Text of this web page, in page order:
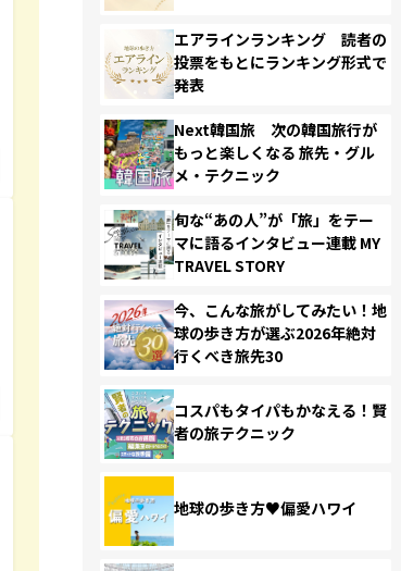
エアラインランキング 読者の
投票をもとにランキング形式で
発表
Next韓国旅 次の韓国旅行が
もっと楽しくなる 旅先・グル
メ・テクニック
旬な“あの人”が「旅」をテー
マに語るインタビュー連載 MY
TRAVEL STORY
今、こんな旅がしてみたい！地
球の歩き方が選ぶ2026年絶対
行くべき旅先30
コスパもタイパもかなえる！賢
者の旅テクニック
地球の歩き方♥偏愛ハワイ